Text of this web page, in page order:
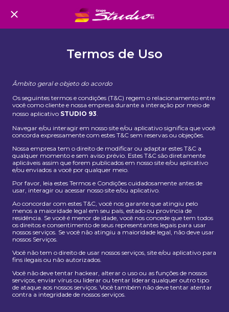
Termos de Uso
Âmbito geral e objeto do acordo
Os seguintes termos e condições (T&C) regem o relacionamento entre
você como cliente e nossa empresa durante a interação por meio de
nosso aplicativo STUDIO 93.
Navegar e/ou interagir em nosso site e/ou aplicativo significa que você
concorda expressamente com estes T&C sem reservas ou objeções.
Nossa empresa tem o direito de modificar ou adaptar estes T&C a
qualquer momento e sem aviso prévio. Estes T&C são diretamente
aplicáveis ​​assim que forem publicados em nosso site e/ou aplicativo
e/ou enviados a você por qualquer meio.
Por favor, leia estes Termos e Condições cuidadosamente antes de
usar, interagir ou acessar nosso site e/ou aplicativo.
Ao concordar com estes T&C, você nos garante que atingiu pelo
menos a maioridade legal em seu país, estado ou província de
residência. Se você é menor de idade, você nos concede que tem todos
os direitos e consentimento de seus representantes legais para usar
nossos serviços. Se você não atingiu a maioridade legal, não deve usar
nossos Serviços.
Você não tem o direito de usar nossos serviços, site e/ou aplicativo para
fins ilegais ou não autorizados.
Você não deve tentar hackear, alterar o uso ou as funções de nossos
serviços, enviar vírus ou liderar ou tentar liderar qualquer outro tipo
de ataque aos nossos serviços. Você também não deve tentar atentar
contra a integridade de nossos serviços.